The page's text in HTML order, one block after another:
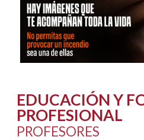
EDUCACIÓN Y
PROFESIONAL
PROFESORES